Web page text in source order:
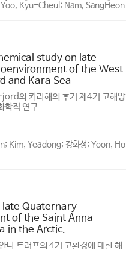
Kyu-Cheul; Nam, SangHeon
study on late
of the West
and Kara Sea
와 카라해의 후기 제4기 고해양
학적 연구
Kim, Yeadong; 강화성; Yoon, Ho
late Quaternary
of the Saint Anna
in the Arctic.
나 트러프의 4기 고환경에 대한 해